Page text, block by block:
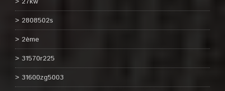
2808502s
2ème
31570r225
31600zg5003